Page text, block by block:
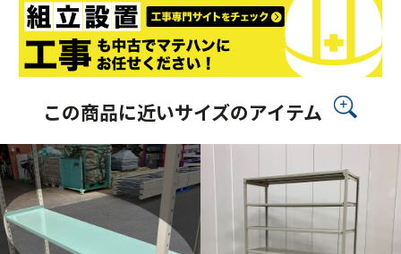
この商品に近いサイズのアイテム